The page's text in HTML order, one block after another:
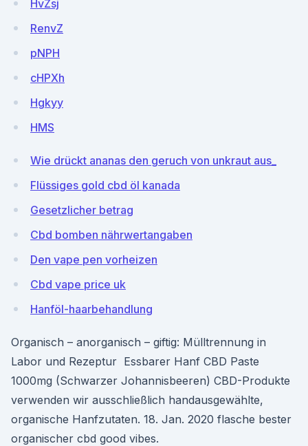
HvZsj
RenvZ
pNPH
cHPXh
Hgkyy
HMS
Wie drückt ananas den geruch von unkraut aus_
Flüssiges gold cbd öl kanada
Gesetzlicher betrag
Cbd bomben nährwertangaben
Den vape pen vorheizen
Cbd vape price uk
Hanföl-haarbehandlung
Organisch – anorganisch – giftig: Mülltrennung in
Labor und Rezeptur Essbarer Hanf CBD Paste
1000mg (Schwarzer Johannisbeeren) CBD-Produkte
verwenden wir ausschließlich handausgewählte,
organische Hanfzutaten. 18. Jan. 2020 flasche bester
organischer cbd good vibes.